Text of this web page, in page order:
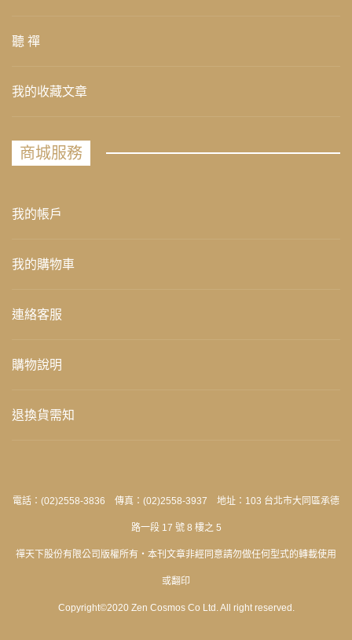
聽 禪
我的收藏文章
商城服務
我的帳戶
我的購物車
連絡客服
購物說明
退換貨需知
電話：(02)2558-3836 傳真：(02)2558-3937 地址：103 台北市大同區承德
路一段 17 號 8 樓之 5
禪天下股份有限公司版權所有‧本刊文章非經同意請勿做任何型式的轉載使用
或翻印
Copyright©2020 Zen Cosmos Co Ltd. All right reserved.